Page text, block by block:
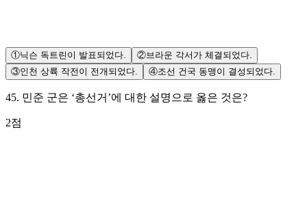
①닉슨 독트린이 발표되었다. ②브라운 각서가 체결되었다.
③인천 상륙 작전이 전개되었다. ④조선 건국 동맹이 결성되었다.
45. 민준 군은 ‘총선거’에 대한 설명으로 옳은 것은?
2점